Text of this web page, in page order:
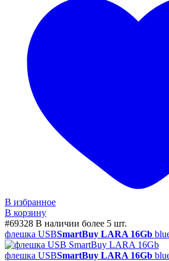
В избранное
В корзину
#69328 В наличии более 5 шт.
флешка USBSmartBuy LARA 16Gb
флешка USBSmartBuy LARA 16Gb